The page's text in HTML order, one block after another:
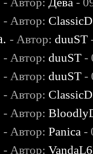
- Автор:
- Автор: duuST
- Автор: duuST -
- Автор: duuST -
- Автор:
- Автор:
- Автор:Panica -
- Автор: